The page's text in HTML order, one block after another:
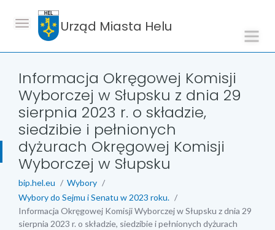
Urząd Miasta Helu
Informacja Okręgowej Komisji
Wyborczej w Słupsku z dnia 29
sierpnia 2023 r. o składzie,
siedzibie i pełnionych
dyżurach Okręgowej Komisji
Wyborczej w Słupsku
bip.hel.eu
Wybory
Wybory do Sejmu i Senatu w 2023 roku.
Informacja Okręgowej Komisji Wyborczej w Słupsku z dnia 29
sierpnia 2023 r. o składzie, siedzibie i pełnionych dyżurach